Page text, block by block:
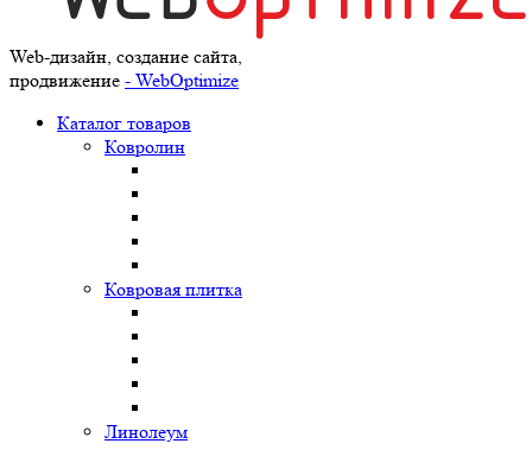
Web-дизайн, создание сайта,
продвижение - WebOptimize
Каталог товаров
Ковролин
Ковровая плитка
Линолеум